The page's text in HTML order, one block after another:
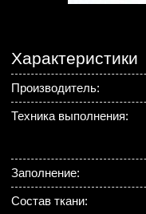
Характеристики
Производитель:
Техника выполнения:
Заполнение:
Состав ткани: